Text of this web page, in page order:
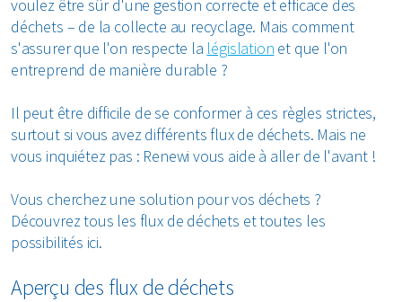
voulez être sûr d'une gestion correcte et efficace des
déchets – de la collecte au recyclage. Mais comment
s'assurer que l'on respecte la législation et que l'on
entreprend de manière durable ?
Il peut être difficile de se conformer à ces règles strictes,
surtout si vous avez différents flux de déchets. Mais ne
vous inquiétez pas : Renewi vous aide à aller de l'avant !
Vous cherchez une solution pour vos déchets ?
Découvrez tous les flux de déchets et toutes les
possibilités ici.
Aperçu des flux de déchets